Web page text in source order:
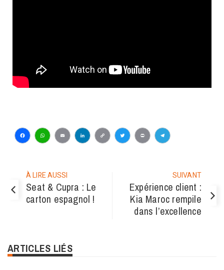
Facebook
WhatsApp
EmailLinkedIn
CopyTwitter
PrintTelegram
À LIRE AUSSI
Seat & Cupra : Le
carton espagnol !
SUIVANT
Expérience client :
Kia Maroc rempile
dans l’excellence
ARTICLES LIÉS